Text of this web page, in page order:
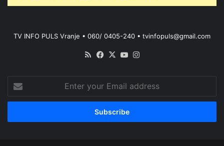
TV INFO PULS Vranje • 060/ 0405-240 • tvinfopuls@gmail.com
RSS Facebook
X YouTube
your
Email